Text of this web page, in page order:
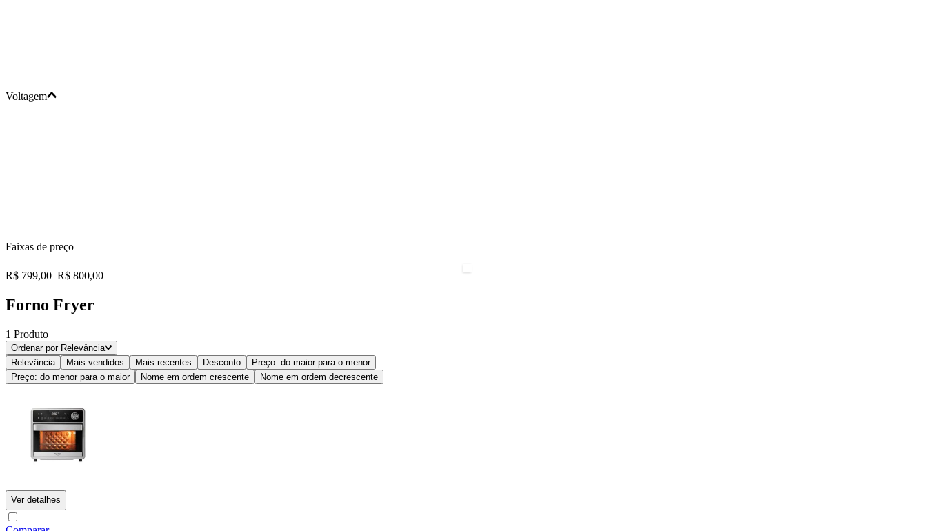
Voltagem
Faixas de preço
R$ 799,00–R$ 800,00
Forno Fryer
1 Produto
Ordenar por Relevância
Relevância
Mais vendidos Mais recentes Desconto
Preço: do maior para o menor
Preço: do menor para o maior
Nome em ordem crescente Nome em ordem decrescente
Ver detalhes